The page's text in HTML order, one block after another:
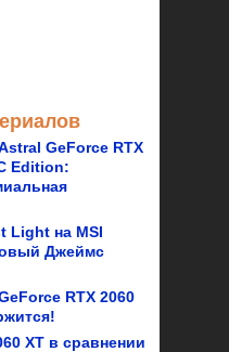
GeForce RTX
Edition:
Light на MSI
Джеймс
RTX 2060
XT в сравнении